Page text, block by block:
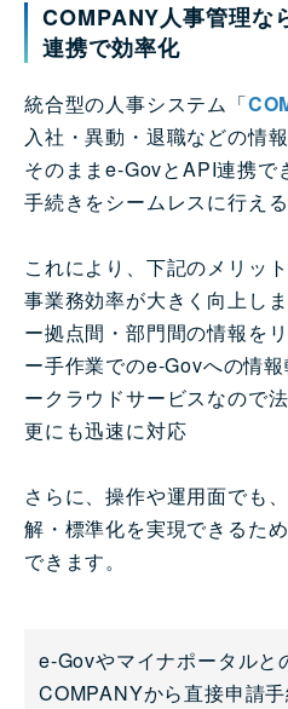
COMPANY人事管理な
連携で効率化
統合型の人事システム「
入社・異動・退職などの情
そのままe-GovとAPI連携で
手続きをシームレスに行え
これにより、下記のメリッ
事業務効率が大きく向上しま
ー拠点間・部門間の情報を
ー手作業でのe-Govへの情
ークラウドサービスなので
更にも迅速に対応
さらに、操作や運用面でも
解・標準化を実現できるた
できます。
e-Govやマイナポータルと
COMPANYから直接申請手